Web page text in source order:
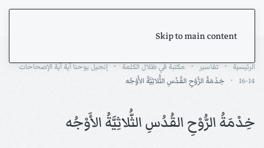
Skip to main content
الرئيسية تفاسير مكتبة في ظلال الكلمة
إنجيل يوحنا آية آية الإصحاحات
14-16
خِدْمَةُ الرُّوْحِ القُدُسِ الثُّلاثِيَّةُ الأَوْجُه
خِدْمَةُ الرُّوْحِ القُدُسِ الثُّلاثِيَّةُ الأَوْجُه